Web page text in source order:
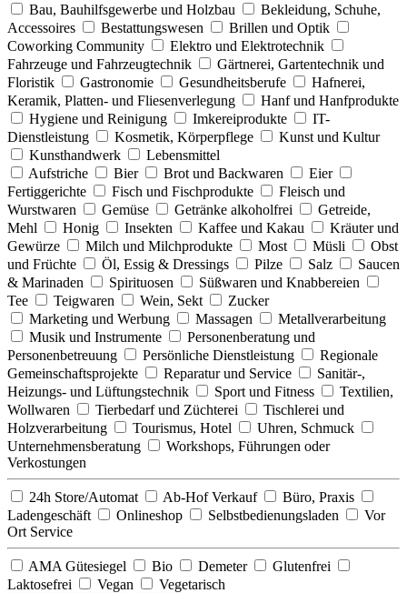
Bau, Bauhilfsgewerbe und Holzbau
Bekleidung, Schuhe,
Accessoires
Bestattungswesen
Brillen und Optik
Coworking Community
Elektro und Elektrotechnik
Fahrzeuge und Fahrzeugtechnik
Gärtnerei, Gartentechnik und
Floristik
Gastronomie Gesundheitsberufe
Hafnerei,
Keramik, Platten- und Fliesenverlegung
Hanf und Hanfprodukte
Hygiene und Reinigung
Imkereiprodukte
IT-
Dienstleistung
Kosmetik, Körperpflege
Kunst und Kultur
Kunsthandwerk
Lebensmittel
Aufstriche
Bier Brot und Backwaren
Eier
Fertiggerichte
Fisch und Fischprodukte
Fleisch und
Wurstwaren
Gemüse Getränke alkoholfrei
Getreide,
Mehl
Honig Insekten Kaffee und Kakau
Kräuter und
Gewürze
Milch und Milchprodukte Most Müsli
Obst
und Früchte
Öl, Essig & Dressings Pilze Salz
Saucen
& Marinaden
Spirituosen
Süßwaren und Knabbereien
Tee
Teigwaren Wein, Sekt
Zucker
Marketing und Werbung
Massagen
Metallverarbeitung
Musik und Instrumente
Personenberatung und
Personenbetreuung
Persönliche Dienstleistung
Regionale
Gemeinschaftsprojekte
Reparatur und Service
Sanitär-,
Heizungs- und Lüftungstechnik
Sport und Fitness
Textilien,
Wollwaren
Tierbedarf und Züchterei
Tischlerei und
Holzverarbeitung
Tourismus, Hotel
Uhren, Schmuck
Unternehmensberatung
Workshops, Führungen oder
Verkostungen
24h Store/Automat Ab-Hof Verkauf
Büro, Praxis
Ladengeschäft
Onlineshop Selbstbedienungsladen
Vor
Ort Service
AMA Gütesiegel Bio Demeter
Glutenfrei
Laktosefrei
Vegan Vegetarisch